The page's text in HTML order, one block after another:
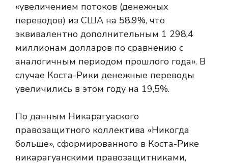
«увеличением потоков (денежных
переводов) из США на 58,9%, что
эквивалентно дополнительным 1 298,4
миллионам долларов по сравнению с
аналогичным периодом прошлого года». В
случае Коста-Рики денежные переводы
увеличились в этом году на 19,5%.
По данным Никарагуаского
правозащитного коллектива «Никогда
больше», сформированного в Коста-Рике
никарагуанскими правозащитниками,